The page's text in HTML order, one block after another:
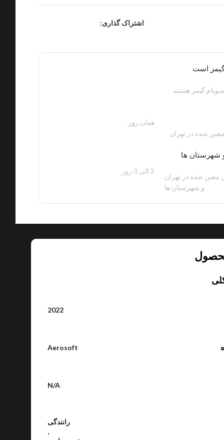
اشتراک گذاری:
است
گیمز هستند
شده در تهران
همان روز
شهرستان ها
شده در تهران
و شهرستان ها
2 الی 3 روز
2022
Aerosoft
N/A
رانندگی
,